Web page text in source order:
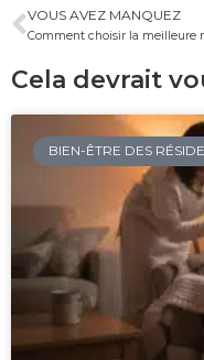
VOUS AVEZ MANQUEZ
Cela devrait
BIEN-ÊTRE DES